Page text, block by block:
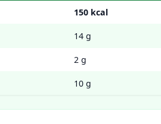
150 kcal
14 g
2 g
10 g